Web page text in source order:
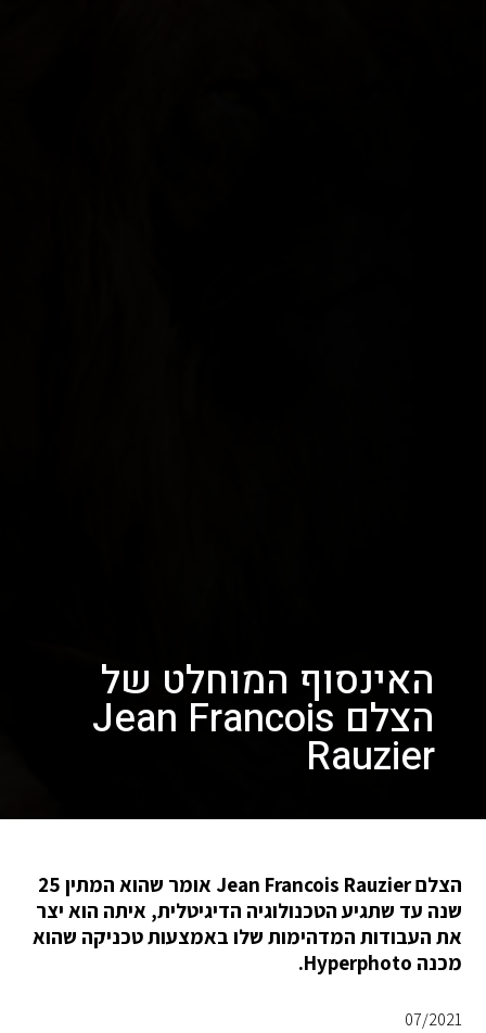
האינסוף המוחלט של
הצלם Jean Francois
Rauzier
הצלם Jean Francois Rauzier אומר שהוא המתין 25
שנה עד שתגיע הטכנולוגיה הדיגיטלית, איתה הוא יצר
את העבודות המדהימות שלו באמצעות טכניקה שהוא
מכנה Hyperphoto.
07/2021